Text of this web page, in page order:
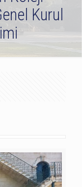
Kurul